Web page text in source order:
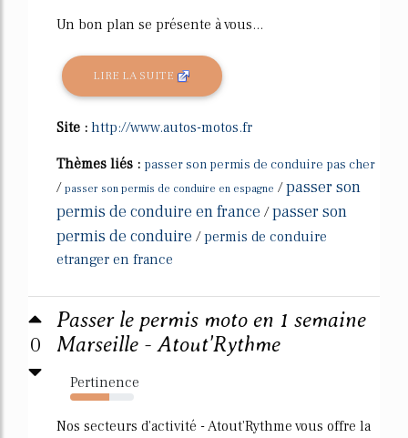
Un bon plan se présente à vous...
LIRE LA SUITE
Site : http://www.autos-motos.fr
Thèmes liés : passer son permis de conduire pas cher
/ passer son permis de conduire en espagne /passer son
permis de conduire en france /passer son
permis de conduire /permis de conduire
etranger en france
0
Passer le permis moto en 1 semaine
Marseille - Atout'Rythme
Pertinence
62%
Nos secteurs d'activité - Atout'Rythme vous offre la